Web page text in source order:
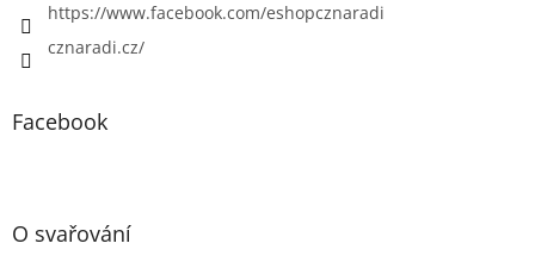
https://www.facebook.com/eshopcznaradi
cznaradi.cz/
Facebook
O svařování